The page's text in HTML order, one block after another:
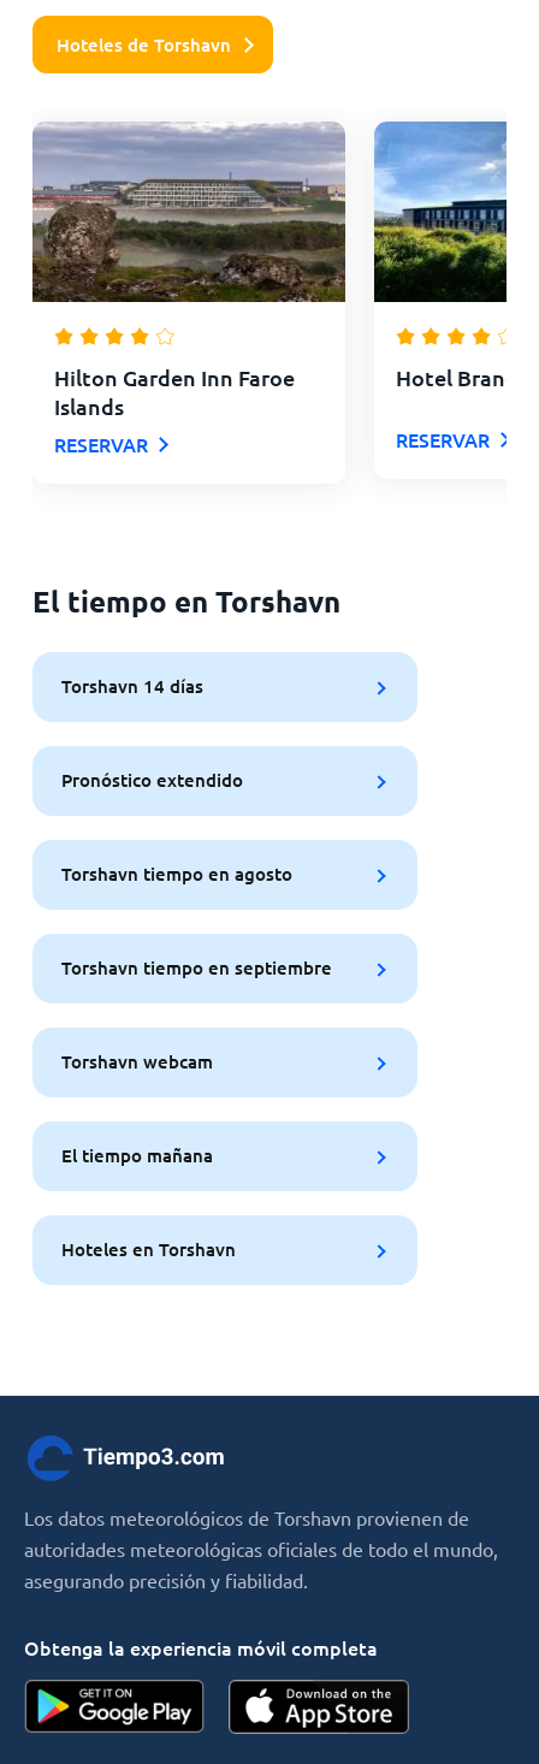
Hoteles de Torshavn
Hilton Garden Inn Faroe
Islands
RESERVAR
Hotel
RESERVAR
El tiempo en Torshavn
Torshavn 14 días
Pronóstico extendido
Torshavn tiempo en agosto
Torshavn tiempo en septiembre
Torshavn webcam
El tiempo mañana
Hoteles en Torshavn
Los datos meteorológicos de Torshavn provienen de
autoridades meteorológicas oficiales de todo el mundo,
asegurando precisión y fiabilidad.
Obtenga la experiencia móvil completa